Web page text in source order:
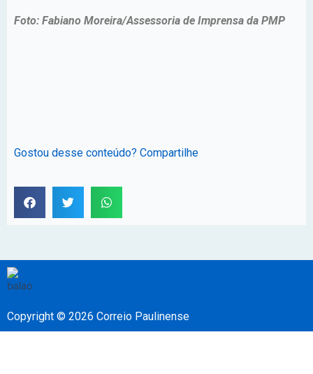
Foto: Fabiano Moreira/Assessoria de Imprensa da PMP
Gostou desse conteúdo? Compartilhe
Copyright © 2026 Correio Paulinense